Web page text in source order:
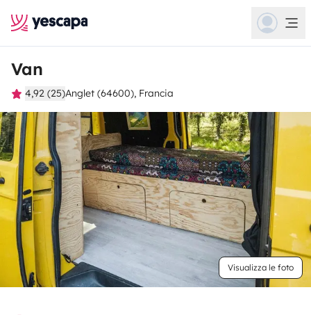
Van
4,92 (25)Anglet (64600), Francia
Visualizza le foto